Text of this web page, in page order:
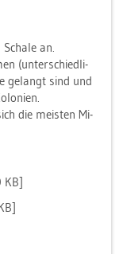
an.
(un­ter­schied­li­
ge­langt sind und
die meis­ten Mi­
KB]